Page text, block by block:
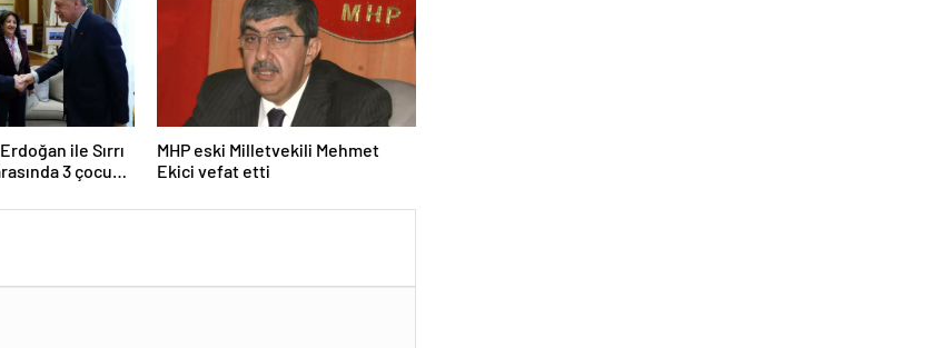
ile Sırrı
3 çocuk
MHP eski Milletvekili Mehmet
Ekici vefat etti